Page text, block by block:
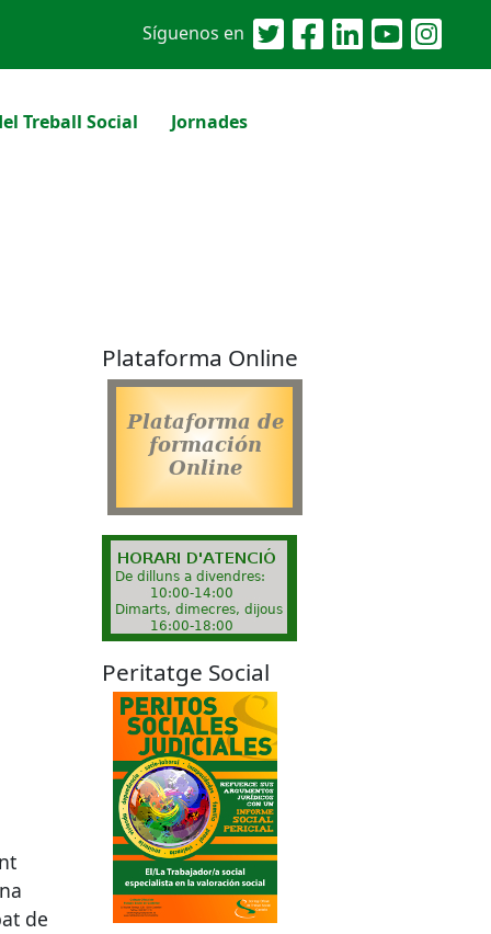
Síguenos en
Treball Social Jornades
de
Plataforma Online
Peritatge Social